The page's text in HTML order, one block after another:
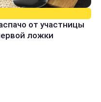
от участницы
ложки